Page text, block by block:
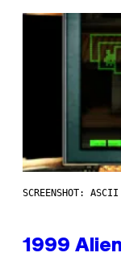
SCREENSHOT: ASCII
1999